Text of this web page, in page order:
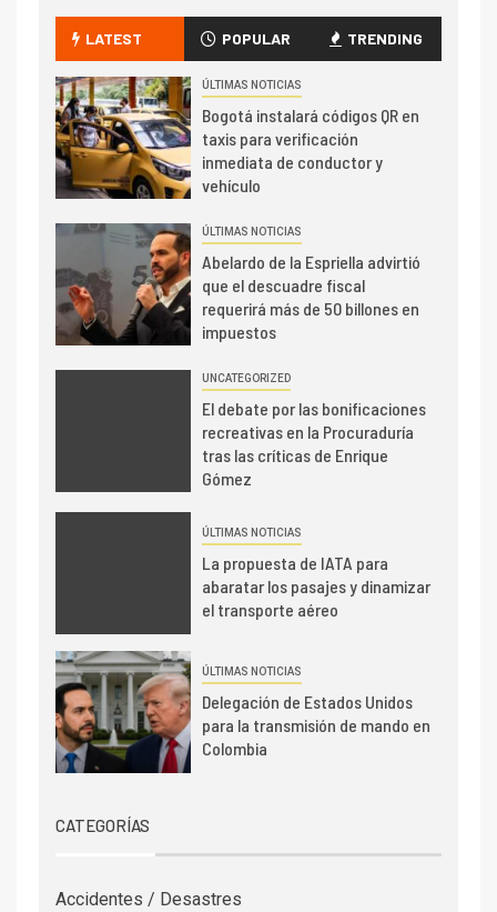
LATEST POPULAR TRENDING
ÚLTIMAS NOTICIAS
Bogotá instalará códigos QR en
taxis para verificación
inmediata de conductor y
vehículo
ÚLTIMAS NOTICIAS
Abelardo de la Espriella advirtió
que el descuadre fiscal
requerirá más de 50 billones en
impuestos
UNCATEGORIZED
El debate por las bonificaciones
recreativas en la Procuraduría
tras las críticas de Enrique
Gómez
ÚLTIMAS NOTICIAS
La propuesta de IATA para
abaratar los pasajes y dinamizar
el transporte aéreo
ÚLTIMAS NOTICIAS
Delegación de Estados Unidos
para la transmisión de mando en
Colombia
CATEGORÍAS
Accidentes / Desastres